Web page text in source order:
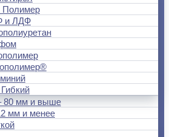
Полимер
и ЛДФ
80 мм и выше
мм и менее